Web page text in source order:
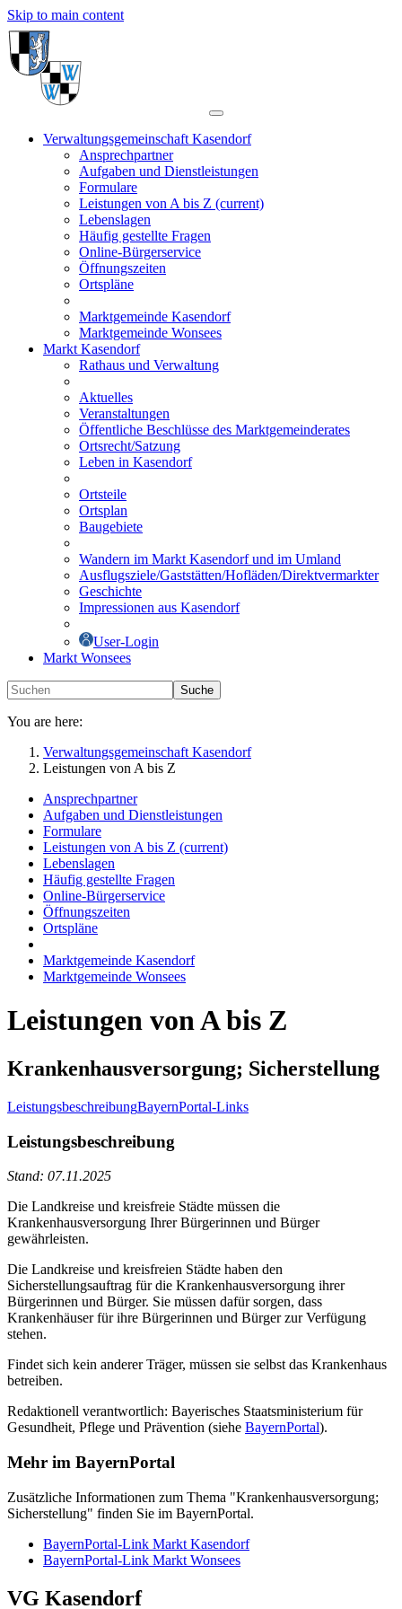
Skip to main content
Verwaltungsgemeinschaft Kasendorf
Ansprechpartner
Aufgaben und Dienstleistungen
Formulare
Leistungen von A bis Z (current)
Lebenslagen
Häufig gestellte Fragen
Online-Bürgerservice
Öffnungszeiten
Ortspläne
Marktgemeinde Kasendorf
Marktgemeinde Wonsees
Markt Kasendorf
Rathaus und Verwaltung
Aktuelles
Veranstaltungen
Öffentliche Beschlüsse des Marktgemeinderates
Ortsrecht/Satzung
Leben in Kasendorf
Ortsteile
Ortsplan
Baugebiete
Wandern im Markt Kasendorf und im Umland
Ausflugsziele/Gaststätten/Hofläden/Direktvermarkter
Geschichte
Impressionen aus Kasendorf
User-Login
Markt Wonsees
Suche
You are here:
Verwaltungsgemeinschaft Kasendorf
Leistungen von A bis Z
Ansprechpartner
Aufgaben und Dienstleistungen
Formulare
Leistungen von A bis Z (current)
Lebenslagen
Häufig gestellte Fragen
Online-Bürgerservice
Öffnungszeiten
Ortspläne
Marktgemeinde Kasendorf
Marktgemeinde Wonsees
Leistungen von A bis Z
Krankenhausversorgung; Sicherstellung
LeistungsbeschreibungBayernPortal-Links
Leistungsbeschreibung
Stand: 07.11.2025
Die Landkreise und kreisfreie Städte müssen die
Krankenhausversorgung Ihrer Bürgerinnen und Bürger
gewährleisten.
Die Landkreise und kreisfreien Städte haben den
Sicherstellungsauftrag für die Krankenhausversorgung ihrer
Bürgerinnen und Bürger. Sie müssen dafür sorgen, dass
Krankenhäuser für ihre Bürgerinnen und Bürger zur Verfügung
stehen.
Findet sich kein anderer Träger, müssen sie selbst das Krankenhaus
betreiben.
Redaktionell verantwortlich: Bayerisches Staatsministerium für
Gesundheit, Pflege und Prävention (siehe BayernPortal).
Mehr im BayernPortal
Zusätzliche Informationen zum Thema "Krankenhausversorgung;
Sicherstellung" finden Sie im BayernPortal.
BayernPortal-Link Markt Kasendorf
BayernPortal-Link Markt Wonsees
VG Kasendorf